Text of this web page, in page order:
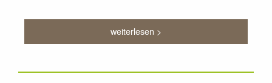
weiterlesen >